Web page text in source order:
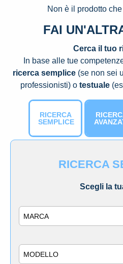
Non è il prodotto
FAI
Cerca il tuo
In base alle tue
ricerca semplice (se non sei
professionisti) o testuale
RICERCA
SEMPLICE
RICERCA
Scegli la